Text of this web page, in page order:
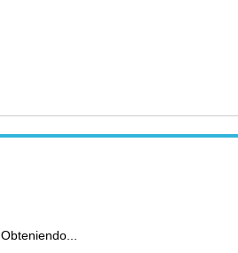
Obteniendo...